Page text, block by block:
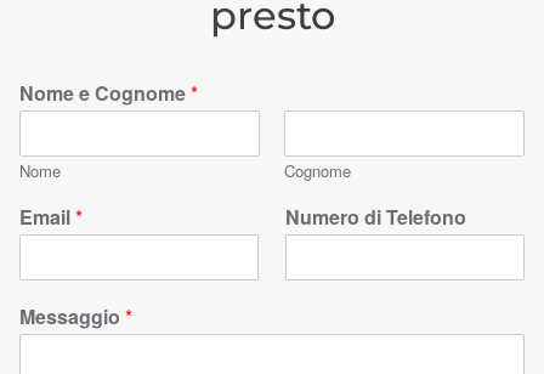
presto
Nome e Cognome*
Nome Cognome
Email* Numero di Telefono
Messaggio *